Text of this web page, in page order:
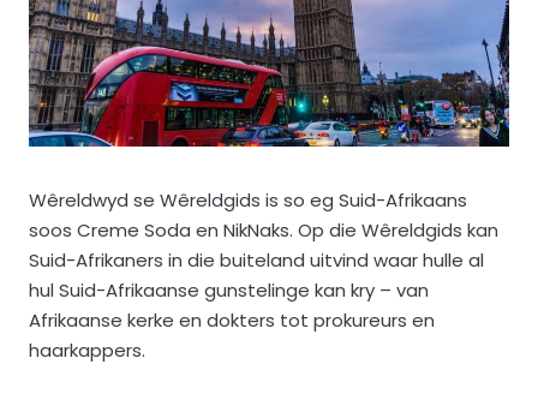
Wêreldwyd se Wêreldgids is so eg Suid-Afrikaans
soos Creme Soda en NikNaks. Op die Wêreldgids kan
Suid-Afrikaners in die buiteland uitvind waar hulle al
hul Suid-Afrikaanse gunstelinge kan kry – van
Afrikaanse kerke en dokters tot prokureurs en
haarkappers.